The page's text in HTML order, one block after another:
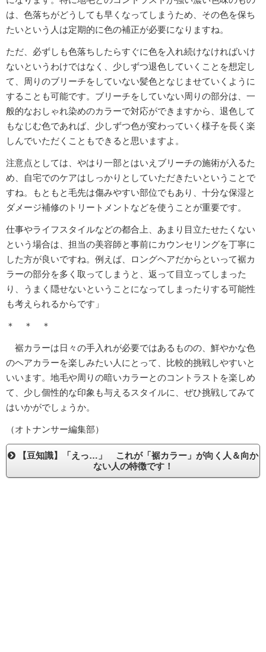
は、色落ちがどうしても早くなってしまうため、その色を保ち
たいという人は定期的に色の補正が必要になりますね。
ただ、必ずしも色落ちしたらすぐに色を入れ続けなければいけ
ないというわけではなく、少しずつ退色していくことを想定し
て、周りのブリーチをしていない髪色となじませていくように
することも可能です。ブリーチをしていない周りの部分は、一
般的なおしゃれ染めのカラーで対応ができますから、退色して
もなじむ色であれば、少しずつ色が変わっていく様子を長く楽
しんでいただくこともできると思いますよ。
注意点としては、やはり一部とはいえブリーチの施術が入るた
め、自宅でのケアはしっかりとしていただきたいということで
すね。もともと毛先は傷みやすい部位でもあり、十分な保湿と
ダメージ補修のトリートメントなどを使うことが重要です。
仕事やライフスタイルなどの都合上、あまり目立たせたくない
という場合は、担当の美容師と事前にカウンセリングを丁寧に
した方が良いですね。例えば、ロングヘアだからといって裾カ
ラーの部分を多く取ってしまうと、返って目立ってしまった
り、うまく隠せないということになってしまったりする可能性
も考えられるからです」
＊ ＊ ＊
裾カラーは日々の手入れが必要ではあるものの、鮮やかな色
のヘアカラーを楽しみたい人にとって、比較的挑戦しやすいと
いいます。地毛や周りの暗いカラーとのコントラストを楽しめ
て、少し個性的な印象も与えるスタイルに、ぜひ挑戦してみて
はいかがでしょうか。
（オトナンサー編集部）
【豆知識】「えっ…」 これが「裾カラー」が向く人＆向か
ない人の特徴です！